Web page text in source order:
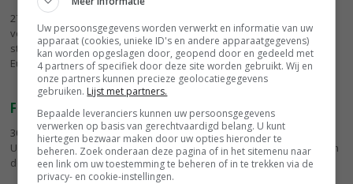
27-03-2019
vorig jaar een duidelijk positieve ontwikkeling. Ten opzicht van 2017
steeg ook de verkoop van kunstmeststrooier en zaaimachines. De
Europese...
Flinke terugval verkoop akkerbouwmachines
30-03-2016- De verkoop van akkerbouwmachines in de Europese
Unie heeft te kampen met een flinke terugval. Volgens ramingen van
deskundigen gaat het dit jaar om een daling van zo'n 11 procent.
Uw persoonsgegevens worden verwerkt en informatie van uw
apparaat (cookies, unieke ID's en andere apparaatgegevens)
kan worden opgeslagen door, geopend door en gedeeld met
4 partners of specifiek door deze site worden gebruikt. Wij en
onze partners kunnen precieze geolocatiegegevens
gebruiken. Lijst met partners.
Bepaalde leveranciers kunnen uw persoonsgegevens
verwerken op basis van gerechtvaardigd belang. U kunt
hiertegen bezwaar maken door uw opties hieronder te
beheren. Zoek onderaan deze pagina of in het sitemenu naar
een link om uw toestemming te beheren of in te trekken via de
privacy- en cookie-instellingen.